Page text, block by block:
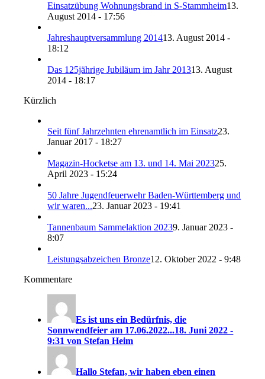
Einsatzübung Wohnungsbrand in S-Stammheim13.
August 2014 - 17:56
Jahreshauptversammlung 201413. August 2014 -
18:12
Das 125jährige Jubiläum im Jahr 201313. August
2014 - 18:17
Kürzlich
Seit fünf Jahrzehnten ehrenamtlich im Einsatz23.
Januar 2017 - 18:27
Magazin-Hocketse am 13. und 14. Mai 202325.
April 2023 - 15:24
50 Jahre Jugendfeuerwehr Baden-Württemberg und
wir waren...23. Januar 2023 - 19:41
Tannenbaum Sammelaktion 20239. Januar 2023 -
8:07
Leistungsabzeichen Bronze12. Oktober 2022 - 9:48
Kommentare
Es ist uns ein Bedürfnis, die
Sonnwendfeier am 17.06.2022...18. Juni 2022 -
9:31 von Stefan Heim
Hallo Stefan, wir haben eben einen